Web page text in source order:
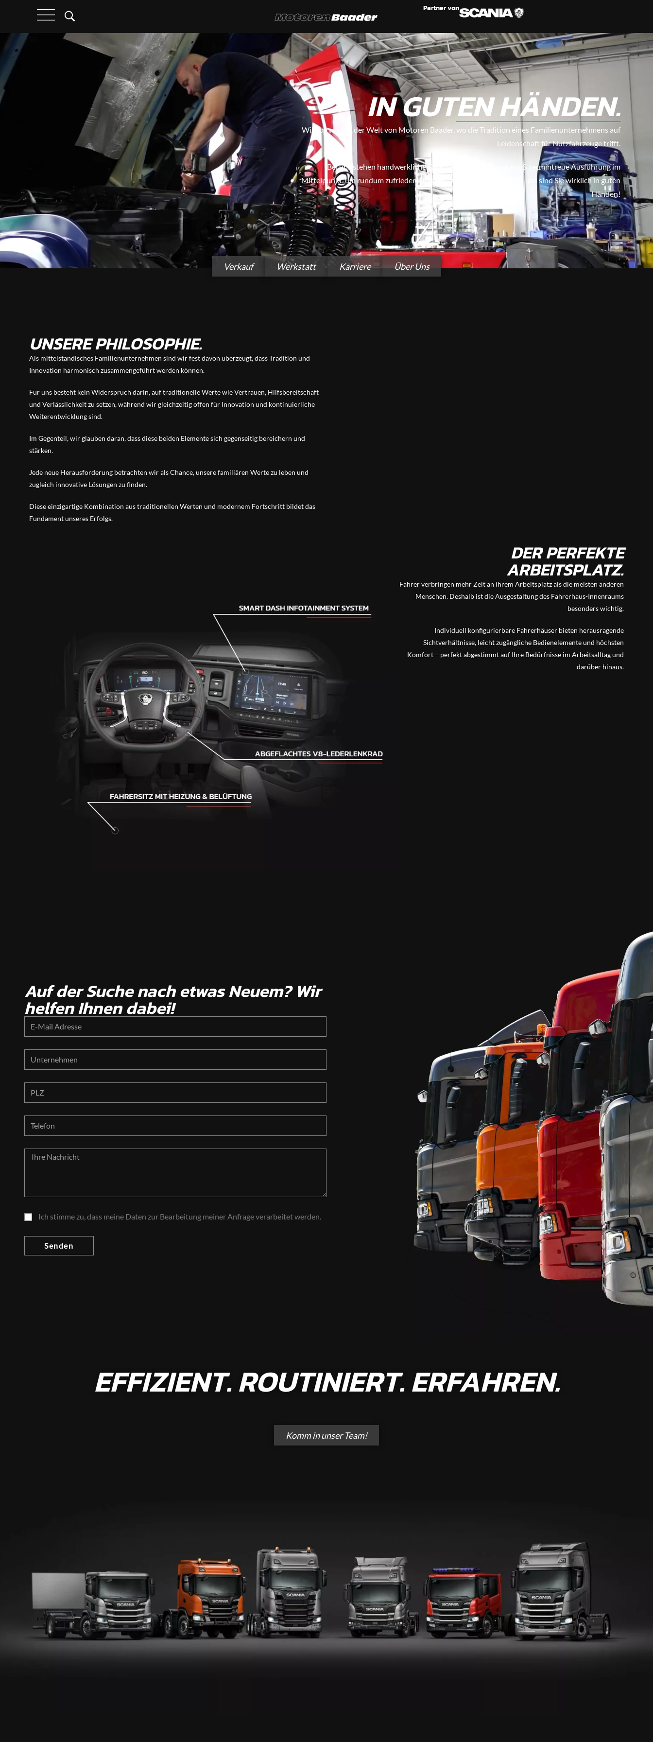
Partner von
IN GUTEN HÄNDEN.
Willkommen in der Welt von Motoren Baader, wo die Tradition eines Familienunternehmens auf
Leidenschaft für Nutzfahrzeuge trifft.
Bei uns stehen handwerkliche Qualität, optimale Beratung & termintreue Ausführung im
Mittelpunkt, um rundum zufriedene Kunden zu schaffen – denn bei uns sind Sie wirklich in guten
Händen!
Verkauf Werkstatt Karriere Über Uns
UNSERE PHILOSOPHIE.
Als mittelständisches Familienunternehmen sind wir fest davon überzeugt, dass Tradition und
Innovation harmonisch zusammengeführt werden können.
Für uns besteht kein Widerspruch darin, auf traditionelle Werte wie Vertrauen, Hilfsbereitschaft
und Verlässlichkeit zu setzen, während wir gleichzeitig offen für Innovation und kontinuierliche
Weiterentwicklung sind.
Im Gegenteil, wir glauben daran, dass diese beiden Elemente sich gegenseitig bereichern und
stärken.
Jede neue Herausforderung betrachten wir als Chance, unsere familiären Werte zu leben und
zugleich innovative Lösungen zu finden.
Diese einzigartige Kombination aus traditionellen Werten und modernem Fortschritt bildet das
Fundament unseres Erfolgs.
DER PERFEKTE
ARBEITSPLATZ.
Fahrer verbringen mehr Zeit an ihrem Arbeitsplatz als die meisten anderen
Menschen. Deshalb ist die Ausgestaltung des Fahrerhaus-Innenraums
besonders wichtig.
Individuell konfigurierbare Fahrerhäuser bieten herausragende
Sichtverhältnisse, leicht zugängliche Bedienelemente und höchsten
Komfort – perfekt abgestimmt auf Ihre Bedürfnisse im Arbeitsalltag und
darüber hinaus.
Auf der Suche nach etwas Neuem? Wir
helfen Ihnen dabei!
Ich stimme zu, dass meine Daten zur Bearbeitung meiner Anfrage verarbeitet werden.
Senden
EFFIZIENT. ROUTINIERT. ERFAHREN.
Komm in unser Team!